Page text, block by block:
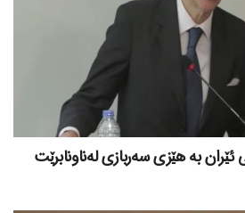
بە هێزی سەربازی لەناونابرێت